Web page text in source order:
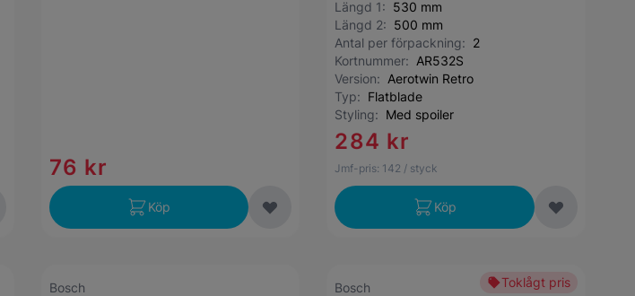
76 kr
Köp
Längd 1: 530 mm
Längd 2: 500 mm
Antal per förpackning: 2
Kortnummer: AR532S
Version: Aerotwin Retro
Typ: Flatblade
Styling: Med spoiler
284 kr
Jmf-pris: 142 / styck
Köp
Bosch Toklågt pris
Bosch